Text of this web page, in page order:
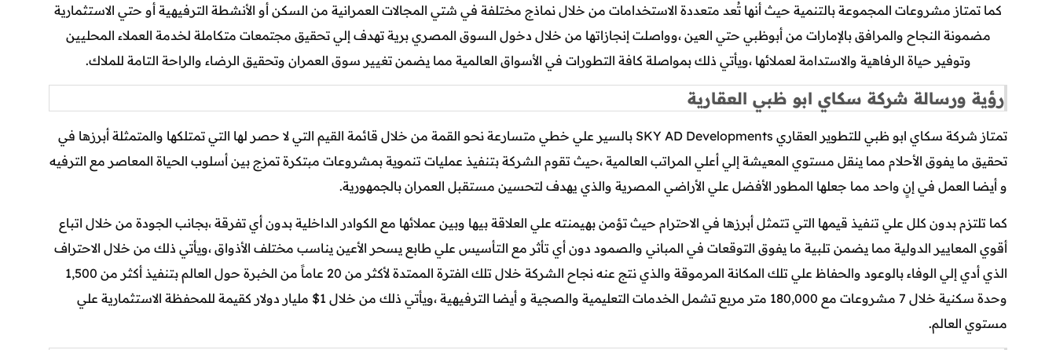
كما تمتاز مشروعات المجموعة بالتنمية حيث أنها تُعد متعددة الاستخدامات من خلال نماذج مختلفة في شتي المجالات العمرانية من السكن أو الأنشطة الترفيهية أو حتي الاستثمارية
مضمونة النجاح والمرافق بالإمارات من أبوظبي حتي العين ،وواصلت إنجازاتها من خلال دخول السوق المصري برية تهدف إلي تحقيق مجتمعات متكاملة لخدمة العملاء المحليين
وتوفير حياة الرفاهية والاستدامة لعملائها ،ويأتي ذلك بمواصلة كافة التطورات في الأسواق العالمية مما يضمن تغيير سوق العمران وتحقيق الرضاء والراحة التامة للملاك.
رؤية ورسالة شركة سكاي ابو ظبي العقارية
تمتاز شركة سكاي ابو ظبي للتطوير العقاري SKY AD Developments بالسير علي خطي متسارعة نحو القمة من خلال قائمة القيم التي لا حصر لها التي تمتلكها والمتمثلة أبرزها في
تحقيق ما يفوق الأحلام مما ينقل مستوي المعيشة إلي أعلي المراتب العالمية ،حيث تقوم الشركة بتنفيذ عمليات تنموية بمشروعات مبتكرة تمزج بين أسلوب الحياة المعاصر مع الترفيه
و أيضا العمل في إنٍ واحد مما جعلها المطور الأفضل علي الأراضي المصرية والذي يهدف لتحسين مستقبل العمران بالجمهورية.
كما تلتزم بدون كلل علي تنفيذ قيمها التي تتمثل أبرزها في الاحترام حيث تؤمن بهيمنته علي العلاقة بيها وبين عملائها مع الكوادر الداخلية بدون أي تفرقة ،بجانب الجودة من خلال اتباع
أقوي المعايير الدولية مما يضمن تلبية ما يفوق التوقعات في المباني والصمود دون أي تأثر مع التأسيس علي طابع يسحر الأعين يناسب مختلف الأذواق ،ويأتي ذلك من خلال الاحتراف
الذي أدي إلي الوفاء بالوعود والحفاظ علي تلك المكانة المرموقة والذي نتج عنه نجاح الشركة خلال تلك الفترة الممتدة لأكثر من 20 عاماً من الخبرة حول العالم بتنفيذ أكثر من 1,500
وحدة سكنية خلال 7 مشروعات مع 180,000 متر مربع تشمل الخدمات التعليمية والصجية و أيضا الترفيهية ،ويأتي ذلك من خلال 1$ مليار دولار كقيمة للمحفظة الاستثمارية علي
مستوي العالم.